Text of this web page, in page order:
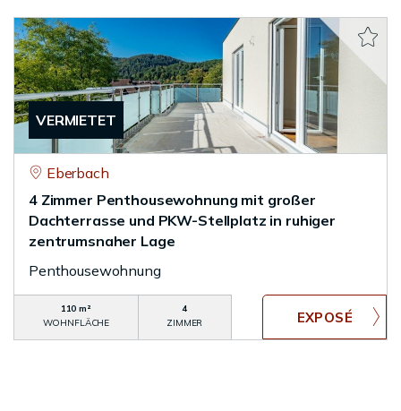
VERMIETET
Eberbach
4 Zimmer Penthousewohnung mit großer
Dachterrasse und PKW-Stellplatz in ruhiger
zentrumsnaher Lage
Penthousewohnung
110 m²
WOHNFLÄCHE
4
ZIMMER